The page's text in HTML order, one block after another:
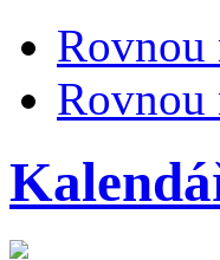
Rovnou
Rovnou